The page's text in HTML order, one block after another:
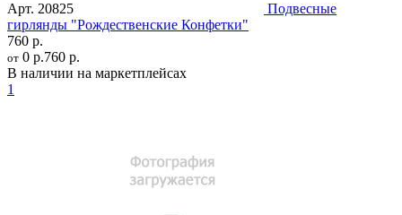
Арт. 20825
Подвесные
гирлянды "Рождественские Конфетки"
760 р.
от 0 р.760 р.
В наличии на маркетплейсах
1